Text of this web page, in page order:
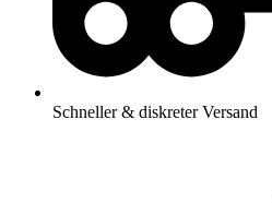
Schneller & diskreter Versand